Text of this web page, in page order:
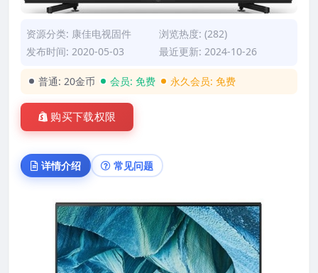
资源分类: 康佳电视固件
浏览热度: (282)
发布时间: 2020-05-03
最近更新: 2024-10-26
普通: 20金币 会员: 免费 永久会员: 免费
购买下载权限
详情介绍 常见问题